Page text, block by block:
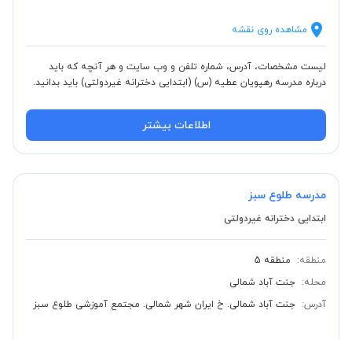
مشاهده روی نقشه
لیست مشخصات، آدرس، شماره تلفن و وب سایت و هر آنچه که باید
درباره مدرسه رهپویان عطیه (س) (ابتدایی دخترانه غیردولتی) باید بدانید.
اطلاعات بیشتر
مدرسه طلوع سبز
ابتدایی دخترانه غیردولتی
منطقه:
منطقه 5
محله: جنت آباد شمالی
آدرس: جنت آباد شمالی. خ ایران شهر شمالی. مجتمع آموزشی طلوع سبز